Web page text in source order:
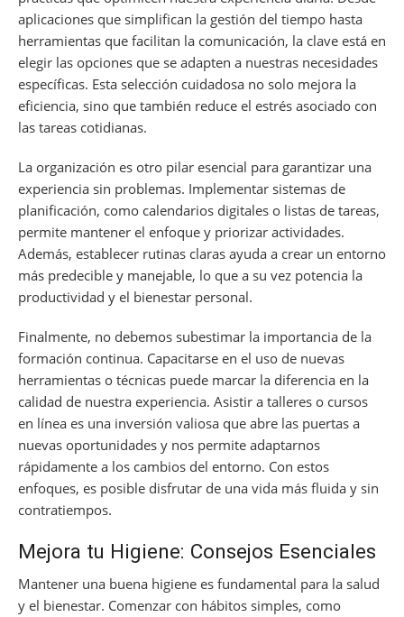
aplicaciones que simplifican la gestión del tiempo hasta
herramientas que facilitan la comunicación, la clave está en
elegir las opciones que se adapten a nuestras necesidades
específicas. Esta selección cuidadosa no solo mejora la
eficiencia, sino que también reduce el estrés asociado con
las tareas cotidianas.
La organización es otro pilar esencial para garantizar una
experiencia sin problemas. Implementar sistemas de
planificación, como calendarios digitales o listas de tareas,
permite mantener el enfoque y priorizar actividades.
Además, establecer rutinas claras ayuda a crear un entorno
más predecible y manejable, lo que a su vez potencia la
productividad y el bienestar personal.
Finalmente, no debemos subestimar la importancia de la
formación continua. Capacitarse en el uso de nuevas
herramientas o técnicas puede marcar la diferencia en la
calidad de nuestra experiencia. Asistir a talleres o cursos
en línea es una inversión valiosa que abre las puertas a
nuevas oportunidades y nos permite adaptarnos
rápidamente a los cambios del entorno. Con estos
enfoques, es posible disfrutar de una vida más fluida y sin
contratiempos.
Mejora tu Higiene: Consejos Esenciales
Mantener una buena higiene es fundamental para la salud
y el bienestar. Comenzar con hábitos simples, como